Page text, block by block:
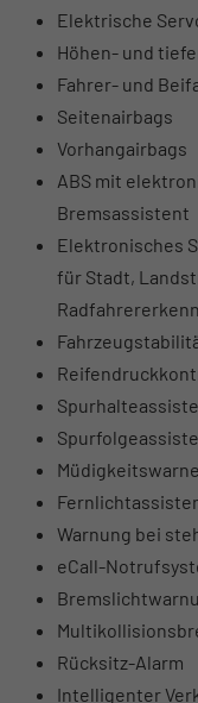
Elektrische
Höhen- und
Fahrer- und
Seitenairbags
Vorhangairbags
ABS mit
Bremsassistent
Elektronisches
für Stadt,
Warnung bei
eCall-
Rücksitz-Alarm
Intelligenter